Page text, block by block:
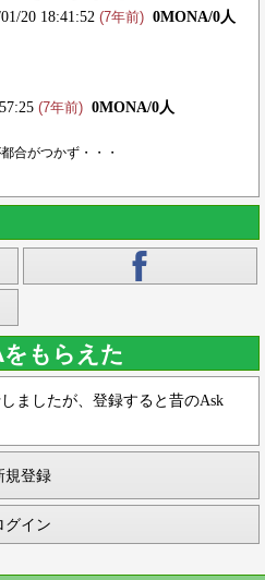
01/20 18:41:52 (7年前) 0MONA/0人
(7年前) 0MONA/0人
合がつかず・・・
もらえた
ましたが、登録すると昔のAsk
規登録
グイン